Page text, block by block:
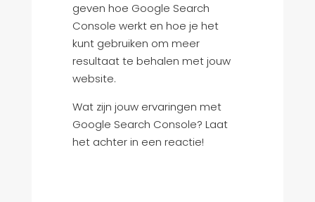
geven hoe Google Search
Console werkt en hoe je het
kunt gebruiken om meer
resultaat te behalen met jouw
website.
Wat zijn jouw ervaringen met
Google Search Console? Laat
het achter in een reactie!